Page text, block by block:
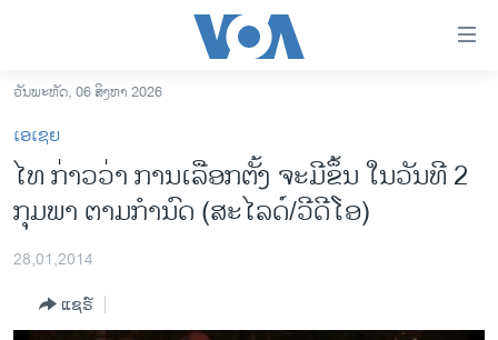
ເຂົ້າ
ຫາ
ຂ້າມ
ຂ້າມ
ຂ້າມ
ຫາ
ການເລືອກຕັ້ງ ປະທານາທີບໍດີ ສະຫະລັດ 2024
ຂ່າວ​ຈີນ
ໂລກ
ວັນພະຫັດ, 06 ສິງຫາ 2026
ເອເຊຍ
ໄທ ກ່າວວ່າ ການເລືອກຕັ້ງ ຈະມີຂຶ້ນ ໃນວັນທີ 2
ກຸມພາ ຕາມກໍານົດ (ສະໄລດ໌/ວີດີໂອ)
28,01,2014
ແຊຣ໌